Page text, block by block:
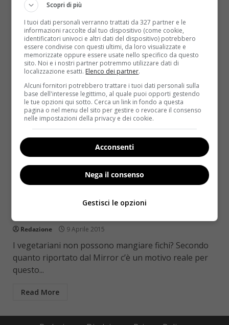
Vi piacciono i fichi? Vi presentiamo una ricetta facile
da fare per dei biscotti leggeri e vegan....
Read More
I vegetariani non possono mangiare fichi: il
Redazione 9 Aprile 2015
I vegetariani non possono mangiare fichi? Secondo
quanto riportato dal Mirror c’è un motivo reale per
questo...
Read More
Scopri di più
I tuoi dati personali verranno trattati da 327 partner e le
informazioni raccolte dal tuo dispositivo (come cookie,
identificatori univoci e altri dati del dispositivo) potrebbero
essere condivise con questi ultimi, da loro visualizzate e
memorizzate oppure essere usate nello specifico da questo
sito. Noi e i nostri partner potremmo utilizzare dati di
localizzazione esatti. Elenco dei partner.
Alcuni fornitori potrebbero trattare i tuoi dati personali sulla
base dell'interesse legittimo, al quale puoi opporti gestendo
le tue opzioni qui sotto. Cerca un link in fondo a questa
pagina o nel menu del sito per gestire o revocare il consenso
nelle impostazioni della privacy e dei cookie.
Acconsenti
Nega il consenso
Gestisci le opzioni